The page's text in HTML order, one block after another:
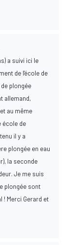
a suivi ici le
de l'école de
plongée
allemand,
au même
école de
il y a
plongée en eau
la seconde
Je me suis
plongée sont
! Merci Gerard et